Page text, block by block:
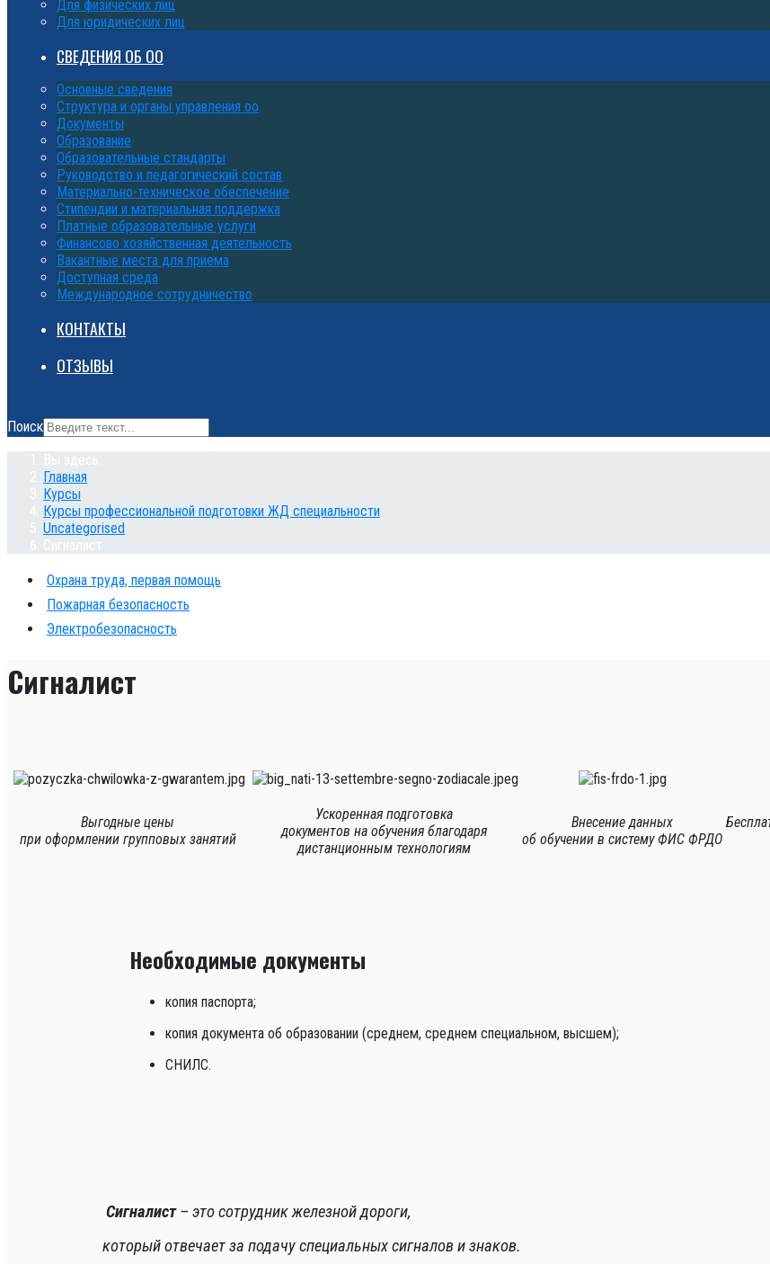
Для физических лиц
Для юридических лиц
СВЕДЕНИЯ ОБ ОО
Основные сведения
Структура и органы управления оо
Документы
Образование
Образовательные стандарты
Руководство и педагогический состав
Материально-техническое обеспечение
Стипендии и материальная поддержка
Платные образовательные услуги
Финансово хозяйственная деятельность
Вакантные места для приема
Доступная среда
Международное сотрудничество
КОНТАКТЫ
ОТЗЫВЫ
Поиск
Главная
Курсы
Курсы профессиональной подготовки ЖД специальности
Uncategorised
Охрана труда, первая помощь
Пожарная безопасность
Электробезопасность
Сигналист
Выгодные цены
при оформлении групповых занятий
Ускоренная подготовка
документов на обучения благодаря
дистанционным технологиям
Внесение данных
об обучении в систему ФИС ФРДО
Необходимые документы
копия паспорта;
копия документа об образовании (среднем, среднем специальном, высшем);
СНИЛС.
Сигналист– это сотрудник железной дороги,
который отвечает за подачу специальных сигналов и знаков.